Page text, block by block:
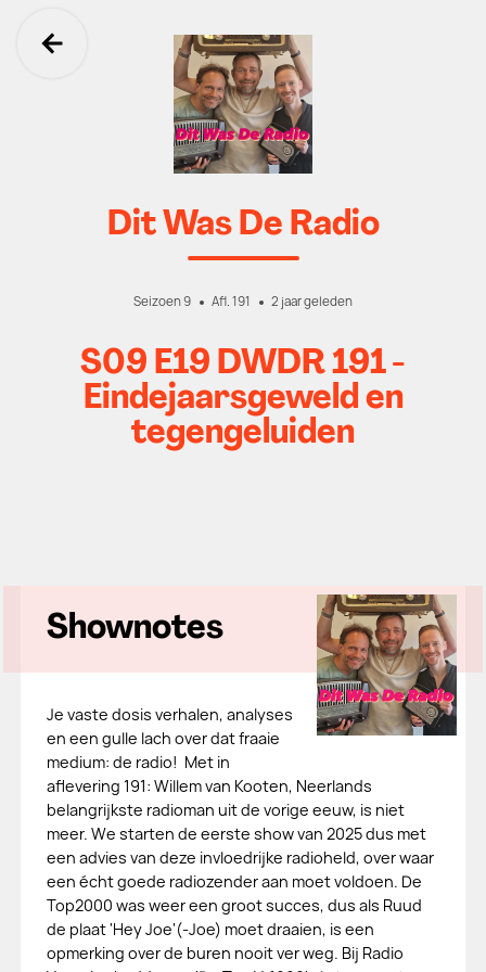
Ga terug
Dit Was De Radio
Seizoen 9 Afl. 191 2 jaar geleden
S09 E19 DWDR 191 -
Eindejaarsgeweld en
tegengeluiden
Shownotes
Je vaste dosis verhalen, analyses
en een gulle lach over dat fraaie
medium: de radio! Met in
aflevering 191: Willem van Kooten, Neerlands
belangrijkste radioman uit de vorige eeuw, is niet
meer. We starten de eerste show van 2025 dus met
een advies van deze invloedrijke radioheld, over waar
een écht goede radiozender aan moet voldoen. De
Top2000 was weer een groot succes, dus als Ruud
de plaat 'Hey Joe'(-Joe) moet draaien, is een
opmerking over de buren nooit ver weg. Bij Radio